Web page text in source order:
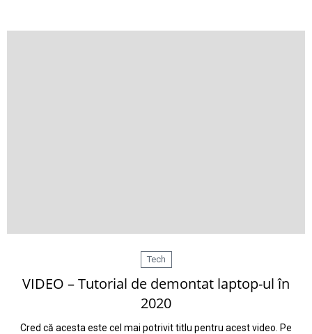
Tech
VIDEO – Tutorial de demontat laptop-ul în
2020
Cred că acesta este cel mai potrivit titlu pentru acest video. Pe